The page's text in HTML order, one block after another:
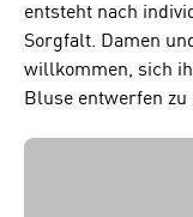
entsteht nach
Sorgfalt. Damen
willkommen, sich
Bluse entwerfen zu